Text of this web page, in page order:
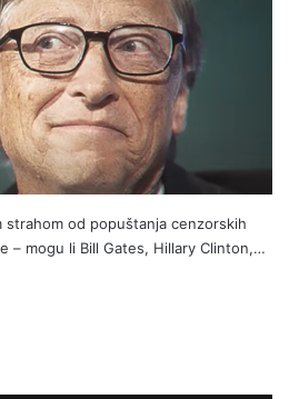
strahom od popuštanja cenzorskih
– mogu li Bill Gates, Hillary Clinton,…